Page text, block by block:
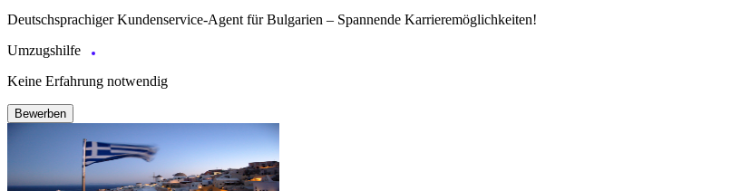
Deutschsprachiger Kundenservice-Agent für Bulgarien – Spannende Karrieremöglichkeiten!
Umzugshilfe
Keine Erfahrung notwendig
Bewerben